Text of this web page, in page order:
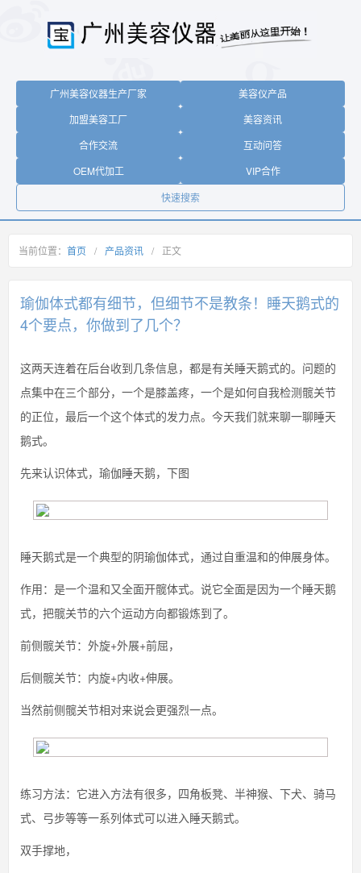
广州美容仪器生产厂家
美容仪产品
加盟美容工厂
美容资讯
合作交流
互动问答
OEM代加工
VIP合作
快速搜索
当前位置： 首页 / 产品资讯 / 正文
瑜伽体式都有细节，但细节不是教条！睡天鹅式的
4个要点，你做到了几个？
这两天连着在后台收到几条信息，都是有关睡天鹅式的。问题的
点集中在三个部分，一个是膝盖疼，一个是如何自我检测髋关节
的正位，最后一个这个体式的发力点。今天我们就来聊一聊睡天
鹅式。
先来认识体式，瑜伽睡天鹅，下图
睡天鹅式是一个典型的阴瑜伽体式，通过自重温和的伸展身体。
作用：是一个温和又全面开髋体式。说它全面是因为一个睡天鹅
式，把髋关节的六个运动方向都锻炼到了。
前侧髋关节：外旋+外展+前屈，
后侧髋关节：内旋+内收+伸展。
当然前侧髋关节相对来说会更强烈一点。
练习方法：它进入方法有很多，四角板凳、半神猴、下犬、骑马
式、弓步等等一系列体式可以进入睡天鹅式。
双手撑地，